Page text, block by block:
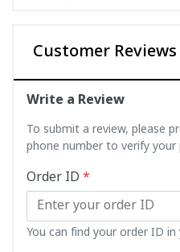
Customer Reviews
Write a Review
To submit a review, please
phone number to verify your
Order ID *
You can find your order ID